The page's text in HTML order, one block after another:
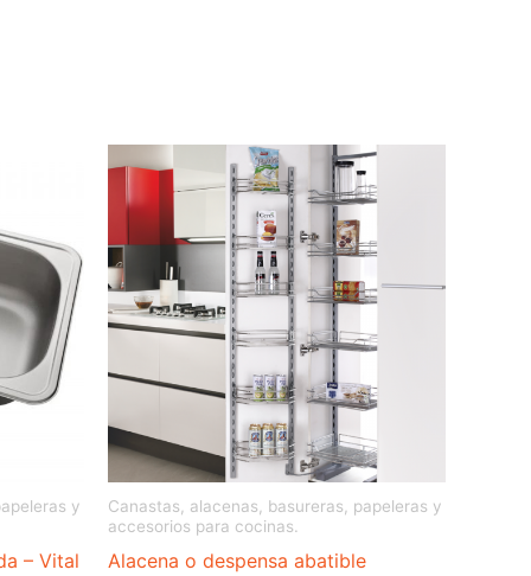
y
– Vital
Canastas, alacenas, basureras, papeleras y
accesorios para cocinas.
Alacena o despensa abatible